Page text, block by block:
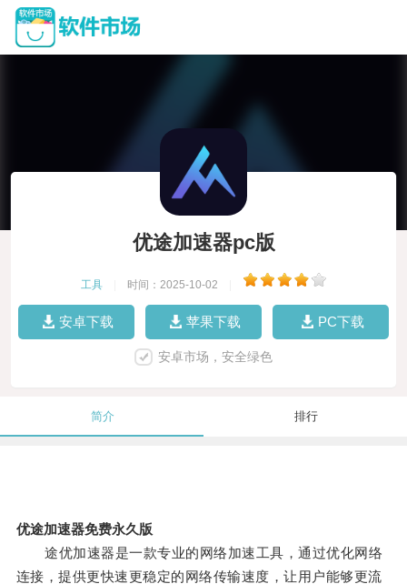
优途加速器pc版
工具 时间：2025-10-02
安卓下载 苹果下载 PC下载
安卓市场，安全绿色
简介 排行
优途加速器免费永久版
途优加速器是一款专业的网络加速工具，通过优化网络
连接，提供更快速更稳定的网络传输速度，让用户能够更流